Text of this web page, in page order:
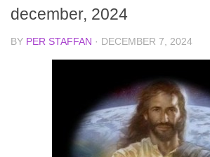
december, 2024
BY PER STAFFAN · DECEMBER 7, 2024